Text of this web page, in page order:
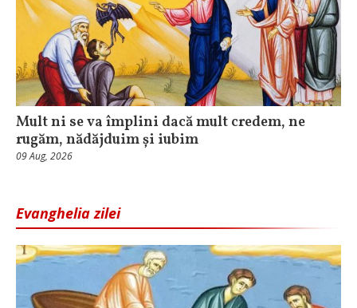
Mult ni se va împlini dacă mult credem, ne
rugăm, nădăjduim și iubim
09 Aug, 2026
Evanghelia zilei